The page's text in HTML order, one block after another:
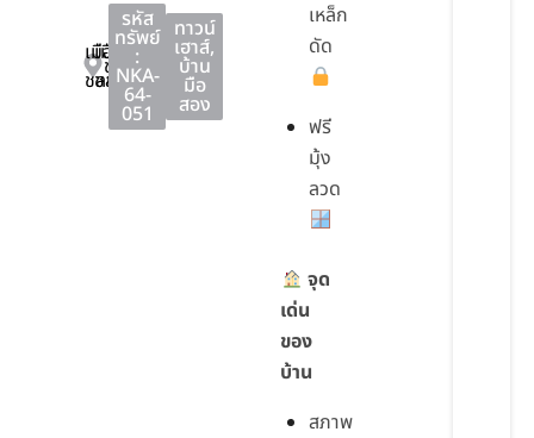
เมือง
ชลบุรี
เมือง
ชลบุรี
ชลบุรี
รหัส
ทรัพย์
:
NKA-
64-
051
ทาวน์
เฮาส์,
บ้าน
มือ
สอง
เหล็ก
ดัด
ฟรี
มุ้ง
ลวด
จุด
เด่น
ของ
บ้าน
สภาพ